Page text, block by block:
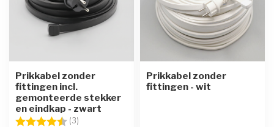
Prikkabel zonder
fittingen incl.
gemonteerde stekker
en eindkap - zwart
Beoordeling: (3)
Prikkabel zonder
fittingen - wit